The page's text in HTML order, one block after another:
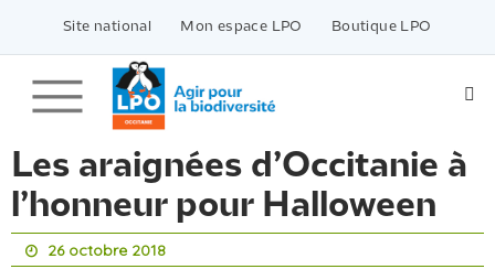
contenu
Site national Mon espace LPO Boutique LPO
Les araignées d’Occitanie à
l’honneur pour Halloween
26 octobre 2018